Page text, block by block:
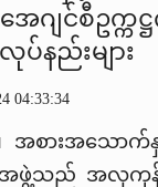
ေဂျင်စီဥက္က
နည်းများ
04:33:34
၊ အစားအသော
င်အဖွဲ့သည် အလှကု